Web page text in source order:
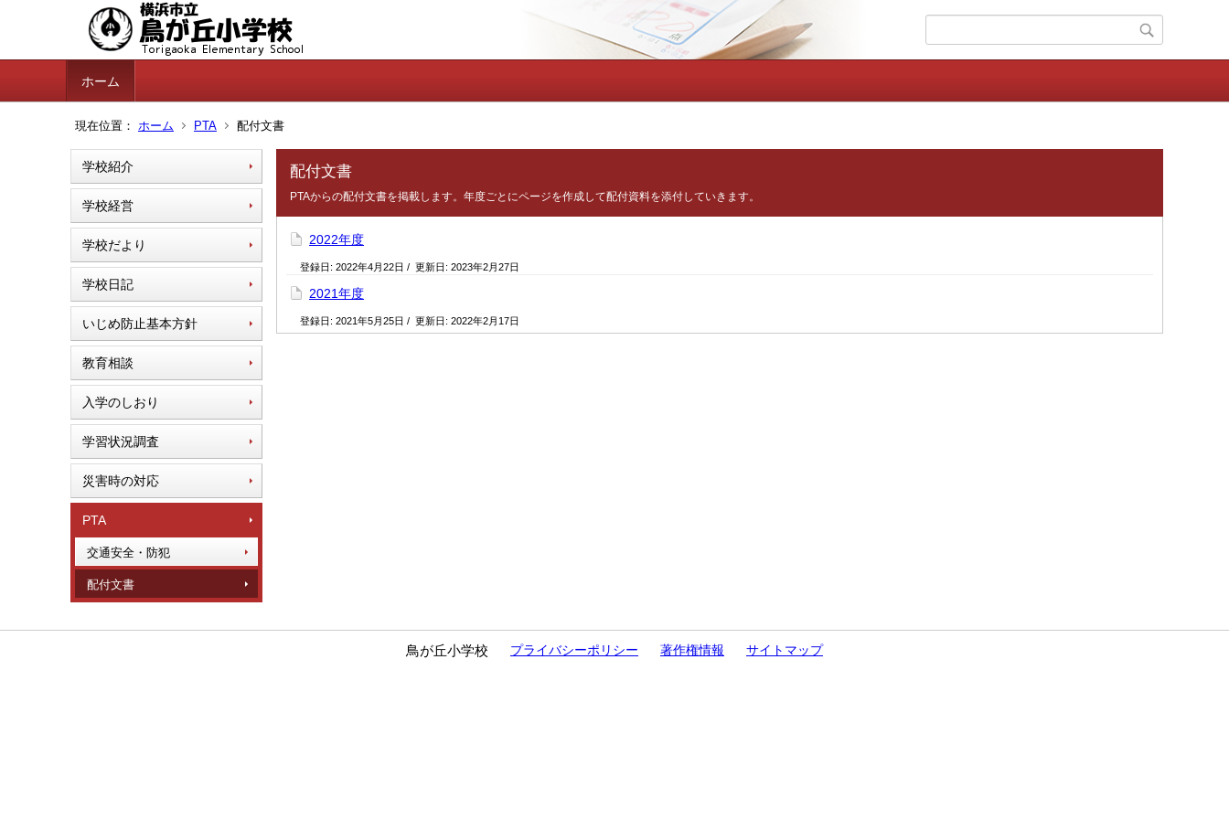
ホーム
現在位置： ホーム PTA 配付文書
学校紹介
学校経営
学校だより
学校日記
いじめ防止基本方針
教育相談
入学のしおり
学習状況調査
災害時の対応
PTA
交通安全・防犯
配付文書
配付文書
PTAからの配付文書を掲載します。年度ごとにページを作成して配付資料を添付していきます。
2022年度
登録日: 2022年4月22日 / 更新日: 2023年2月27日
2021年度
登録日: 2021年5月25日 / 更新日: 2022年2月17日
鳥が丘小学校 プライバシーポリシー 著作権情報 サイトマップ